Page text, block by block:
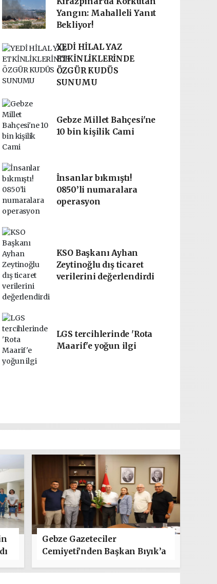
Yangın: Mahalleli Yanıt
Bekliyor!
YEDİ HİLAL YAZ
ETKİNLİKLERİNDE
ÖZGÜR KUDÜS
SUNUMU
Gebze Millet Bahçesi'ne
10 bin kişilik Cami
İnsanlar bıkmıştı!
0850’li numaralara
operasyon
KSO Başkanı Ayhan
Zeytinoğlu dış ticaret
verilerini değerlendirdi
LGS tercihlerinde 'Rota
Maarif'e yoğun ilgi
Gebze Gazeteciler
Cemiyeti’nden Başkan Bıyık’a